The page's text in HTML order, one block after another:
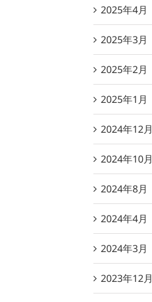
2025年4月
2025年3月
2025年2月
2025年1月
2024年12月
2024年10月
2024年8月
2024年4月
2024年3月
2023年12月